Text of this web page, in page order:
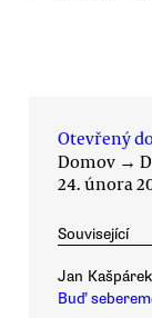
Otevřený
Domov →
24. února
Související
Jan Kašpárek
Buď